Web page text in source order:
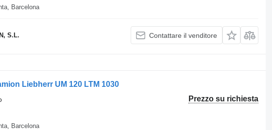
Barcelona
S.L. Contattare il venditore
Liebherr UM 120 LTM 1030
Prezzo su richiesta
Barcelona